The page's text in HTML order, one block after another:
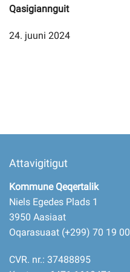
Imminut kiffartuunneq
Qasigiannguit
24. juuni 2024
Attavigitigut
Kommune Qeqertalik
Niels Egedes Plads 1
3950 Aasiaat
Oqarasuaat (+299) 70 19 00
CVR. nr.: 37488895